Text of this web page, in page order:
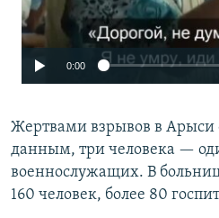
0:00
Жертвами взрывов в
данным, три человека —
военнослужащих. В
160 человек, более 80